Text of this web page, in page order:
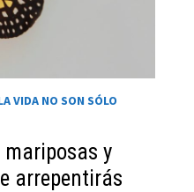
VIDA NO SON SÓLO
y
arrepentirás